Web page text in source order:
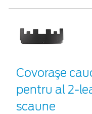
Covoraşe
pentru al 2-
scaune